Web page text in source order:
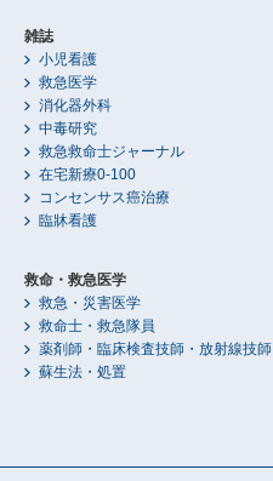
雑誌
小児看護
救急医学
消化器外科
中毒研究
救急救命士ジャーナル
在宅新療0-100
コンセンサス癌治療
臨牀看護
救命・救急医学
救急・災害医学
救命士・救急隊員
薬剤師・臨床検査技師・放射線技師
蘇生法・処置